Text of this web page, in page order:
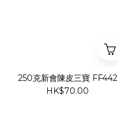
250克新會陳皮三寶 FF442
HK$70.00